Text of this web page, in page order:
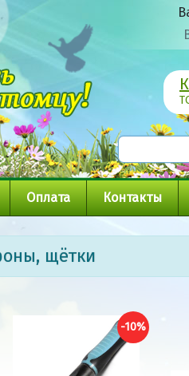
Оплата Контакты
щётки
-10%